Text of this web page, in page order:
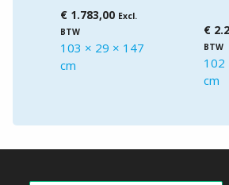
€ 1.783,00 Excl.
BTW
103 × 29 × 147
cm
€
BTW
102
cm